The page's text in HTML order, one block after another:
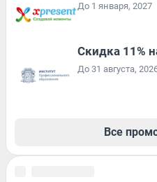
До 1 января, 2027
Скидка 11%
До 31 августа,
Все